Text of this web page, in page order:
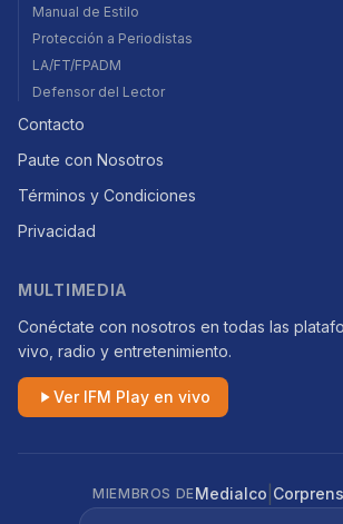
Manual de Estilo
Protección a Periodistas
LA/FT/FPADM
Defensor del Lector
Contacto
Paute con Nosotros
Términos y Condiciones
Privacidad
MULTIMEDIA
Conéctate con nosotros en todas las
vivo, radio y entretenimiento.
Ver IFM Play en vivo
MIEMBROS DEMedialco